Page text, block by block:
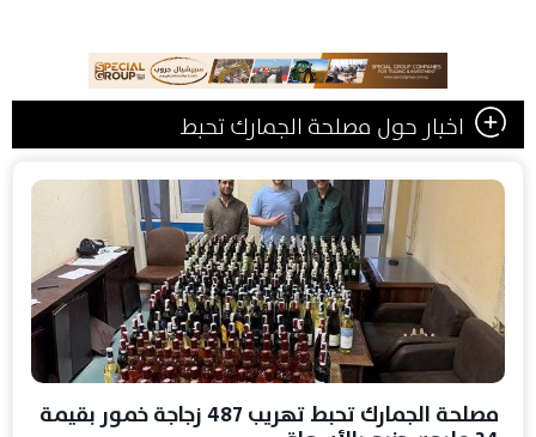
اخبار حول مصلحة الجمارك تحبط
مصلحة الجمارك تحبط تهريب 487 زجاجة خمور بقيمة